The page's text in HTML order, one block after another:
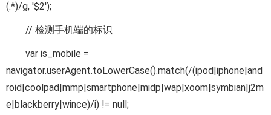
(.*)/g, '$2');
// 检测手机端的标识
var is_mobile =
navigator.userAgent.toLowerCase().match(/(ipod|iphone|and
roid|coolpad|mmp|smartphone|midp|wap|xoom|symbian|j2m
e|blackberry|wince)/i) != null;